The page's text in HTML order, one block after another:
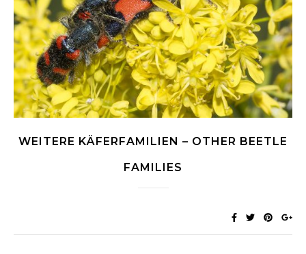
WEITERE KÄFERFAMILIEN – OTHER BEETLE
FAMILIES